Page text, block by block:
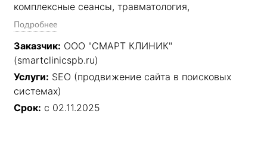
комплексные сеансы, травматология,
ревматология и ботулинотерапия.
Подробнее
Заказчик: ООО "СМАРТ КЛИНИК"
(smartclinicspb.ru)
Услуги: SEO (продвижение сайта в поисковых
системах)
Срок: с 02.11.2025